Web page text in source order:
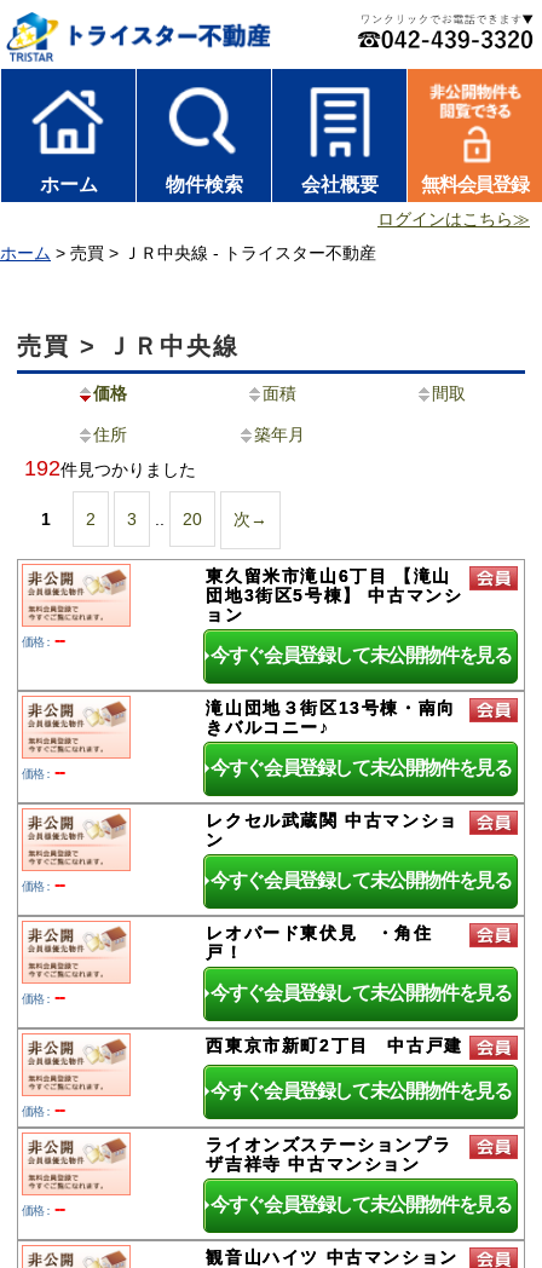
ホーム 物件検索 会社概要 無料会員登録
ログインはこちら≫
ホーム > 売買 > ＪＲ中央線 - トライスター不動産
売買 > ＪＲ中央線
価格 面積 間取
住所 築年月
192件見つかりました
1 2 3 20 次→
価格：--
東久留米市滝山6丁目 【滝山
団地3街区5号棟】 中古マンシ
ョン
今すぐ会員登録して未公開物件を見る
価格：--
滝山団地３街区13号棟・南向
きバルコニー♪
今すぐ会員登録して未公開物件を見る
価格：--
レクセル武蔵関 中古マンショ
ン
今すぐ会員登録して未公開物件を見る
価格：--
レオパード東伏見 ・角住
戸！
今すぐ会員登録して未公開物件を見る
価格：--
西東京市新町2丁目 中古戸建
今すぐ会員登録して未公開物件を見る
価格：--
ライオンズステーションプラ
ザ吉祥寺 中古マンション
今すぐ会員登録して未公開物件を見る
観音山ハイツ 中古マンション